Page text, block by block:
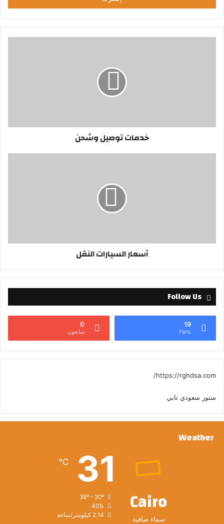
ب
ر
خدمات توصيل وشحن
أسعار السيارات النقل
Follow Us
19
Fans
0
متابعون
https://rghdsa.com/
ستور سعودي تابي
Weather
Cairo
سماء صافية
31
℃
38º - 30º
40%
2.14 كيلومتر/ساعة